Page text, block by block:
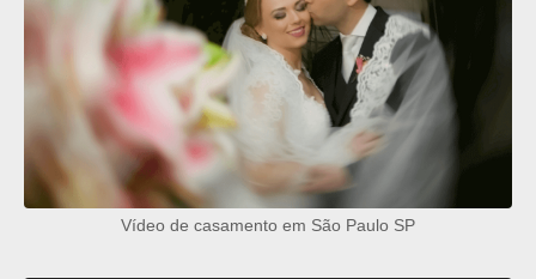
Vídeo de casamento em São Paulo SP